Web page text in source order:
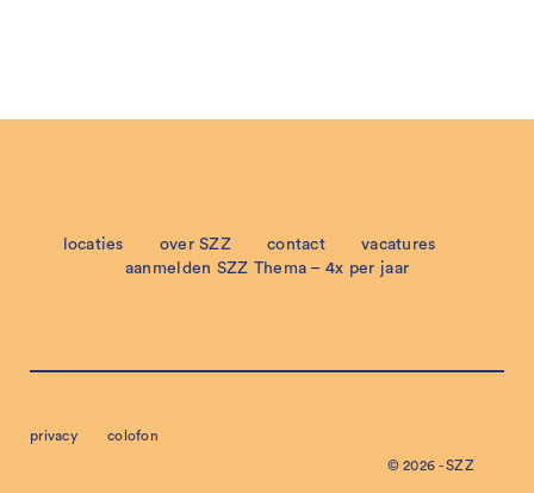
locaties over SZZ contact
vacatures
aanmelden SZZ Thema – 4x per jaar
© 2026 - SZZ
privacy colofon